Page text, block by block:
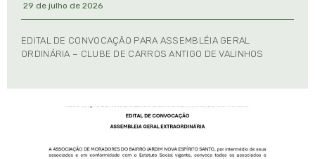
29 de julho de 2026
EDITAL DE CONVOCAÇÃO PARA ASSEMBLÉIA GERAL
ORDINÁRIA – CLUBE DE CARROS ANTIGO DE VALINHOS